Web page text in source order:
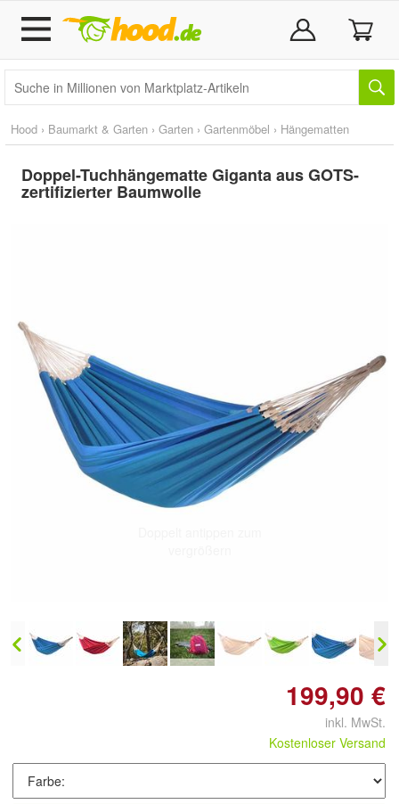
Hood › Baumarkt & Garten › Garten › Gartenmöbel › Hängematten
Doppel-Tuchhängematte Giganta aus GOTS-
zertifizierter Baumwolle
199,90 €
inkl. MwSt.
Kostenloser Versand